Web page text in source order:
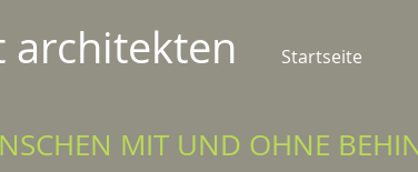
architekten Startseite
MIT UND OHNE